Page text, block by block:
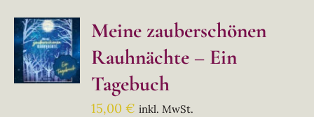
Meine zauberschönen
Rauhnächte – Ein
Tagebuch
15,00€ inkl. MwSt.